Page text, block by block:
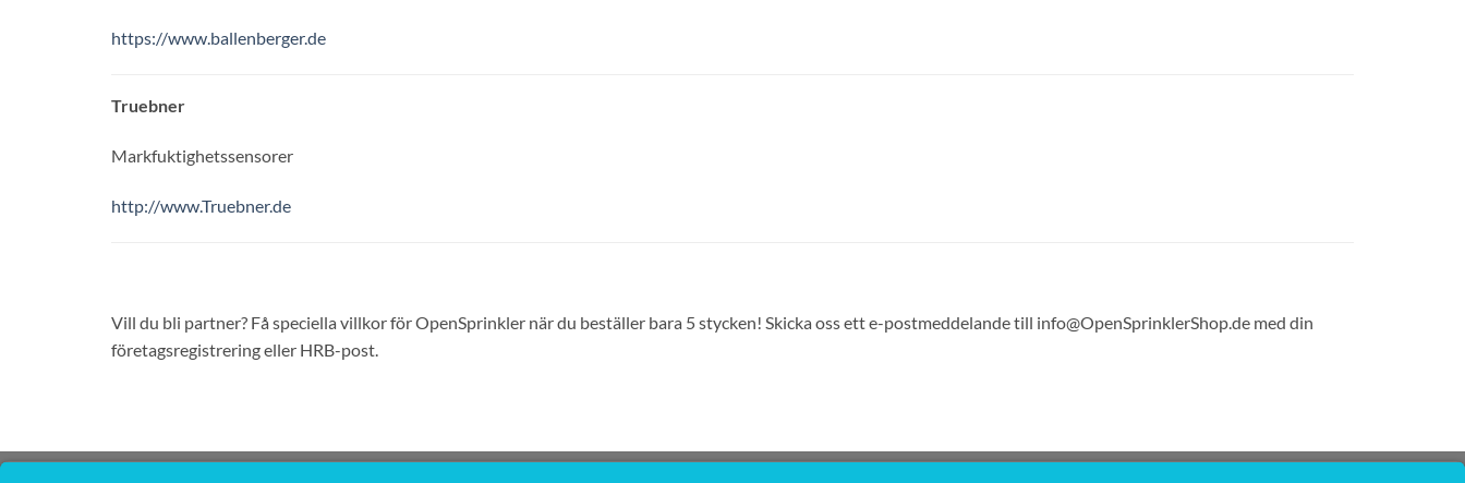
https://www.ballenberger.de
Truebner
Markfuktighetssensorer
http://www.Truebner.de
Vill du bli partner? Få speciella villkor för OpenSprinkler när du beställer bara 5 stycken! Skicka oss ett e-postmeddelande till info@OpenSprinklerShop.de med din
företagsregistrering eller HRB-post.